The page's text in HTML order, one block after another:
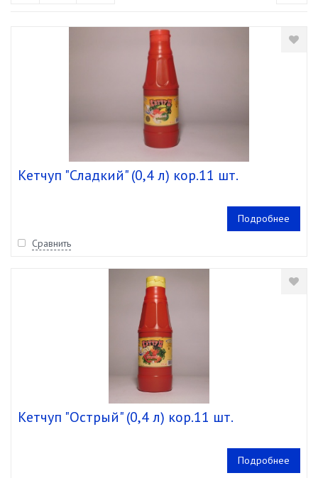
Кетчуп "Сладкий" (0,4 л) кор.11 шт.
Подробнее
Сравнить
Кетчуп "Острый" (0,4 л) кор.11 шт.
Подробнее